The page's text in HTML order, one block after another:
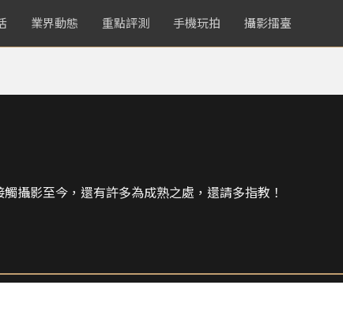
業界動態 重點評測 手機玩拍 攝影擂臺
攝影至今，還有許多為成熟之處，還請多指教！